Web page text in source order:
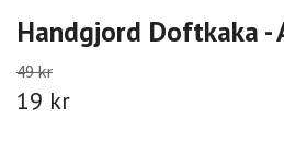
Handgjord Doftkaka -
49 kr
19 kr